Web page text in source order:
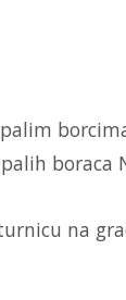
boraca
na